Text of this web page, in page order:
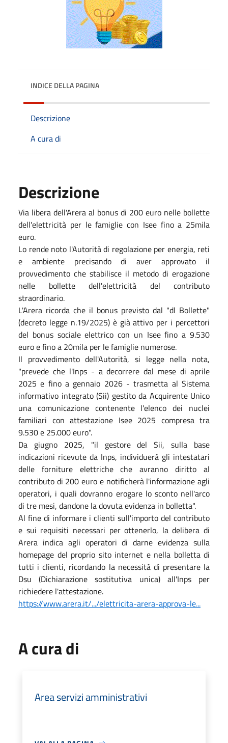
INDICE DELLA PAGINA
Descrizione
A cura di
Descrizione
Via libera dell'Arera al bonus di 200 euro nelle bollette
dell'elettricità per le famiglie con Isee fino a 25mila
euro.
Lo rende noto l'Autorità di regolazione per energia, reti
e ambiente precisando di aver approvato il
provvedimento che stabilisce il metodo di erogazione
nelle bollette dell'elettricità del contributo
straordinario.
L'Arera ricorda che il bonus previsto dal "dl Bollette"
(decreto legge n.19/2025) è già attivo per i percettori
del bonus sociale elettrico con un Isee fino a 9.530
euro e fino a 20mila per le famiglie numerose.
Il provvedimento dell'Autorità, si legge nella nota,
"prevede che l'Inps - a decorrere dal mese di aprile
2025 e fino a gennaio 2026 - trasmetta al Sistema
informativo integrato (Sii) gestito da Acquirente Unico
una comunicazione contenente l'elenco dei nuclei
familiari con attestazione Isee 2025 compresa tra
9.530 e 25.000 euro".
Da giugno 2025, "il gestore del Sii, sulla base
indicazioni ricevute da Inps, individuerà gli intestatari
delle forniture elettriche che avranno diritto al
contributo di 200 euro e notificherà l'informazione agli
operatori, i quali dovranno erogare lo sconto nell'arco
di tre mesi, dandone la dovuta evidenza in bolletta".
Al fine di informare i clienti sull'importo del contributo
e sui requisiti necessari per ottenerlo, la delibera di
Arera indica agli operatori di darne evidenza sulla
homepage del proprio sito internet e nella bolletta di
tutti i clienti, ricordando la necessità di presentare la
Dsu (Dichiarazione sostitutiva unica) all'Inps per
richiedere l'attestazione.
https://www.arera.it/.../elettricita-arera-approva-le...
A cura di
Area servizi amministrativi